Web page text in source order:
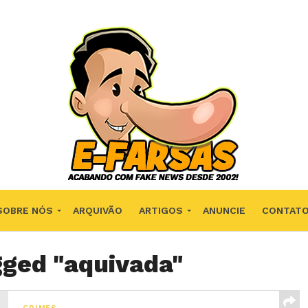
NÓS ARQUIVÃO ARTIGOS ANUNCIE CONTATO
"aquivada"